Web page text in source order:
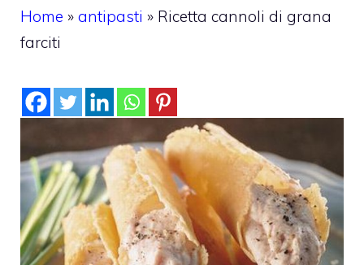
Home » antipasti » Ricetta cannoli di grana
farciti